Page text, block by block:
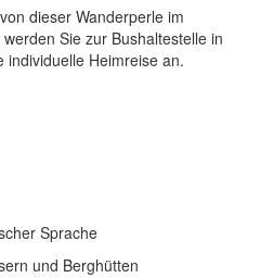
dieser Wanderperle im
Sie zur Bushaltestelle in
individuelle Heimreise an.
Sprache
und Berghütten